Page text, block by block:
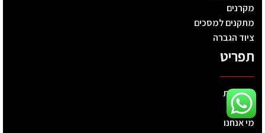
מקרנים
מתקנים למסכים
ציוד הגברה
תפריט
דף הבית
חנות
מי אנחנו